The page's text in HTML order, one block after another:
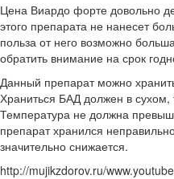
Цена Виардо форте довольно
этого препарата не нанесет
польза от него возможно
обратить внимание на срок
Данный препарат можно
Храниться БАД должен в
Температура не должна
препарат хранился
значительно снижается.
http://mujikzdorov.ru/